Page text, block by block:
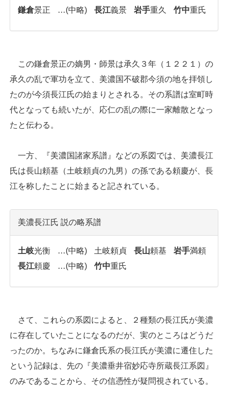
鎌倉景正 …(中略) 長江義景 岩手重久 竹中重氏
この鎌倉景正の嫡男・師景は承久３年（１２２１）の
承久の乱で軍功を立て、美濃国不破郡今須の地を拝領し
たのが今須長江氏の始まりとされる。その系譜は室町時
代となっても続いたが、応仁の乱の際に一家離散となっ
たと伝わる。
一方、『美濃国諸家系譜』などの系図では、美濃長江
氏は長山頼基（土岐頼貞の九男）の孫である頼慶が、長
江を称したことに始まると記されている。
美濃長江氏 説の略系譜
土岐光衡 …(中略) 土岐頼貞 長山頼基 岩手満頼
長江頼慶 …(中略) 竹中重氏
さて、これらの系図によると、２種類の長江氏が美濃
に存在していたことになるのだが、実のところはどうだ
ったのか。ちなみに鎌倉氏系の長江氏が美濃に遷住した
という記録は、先の『美濃垂井宿妙応寺所蔵長江系図』
のみであることから、その信憑性が疑問視されている。